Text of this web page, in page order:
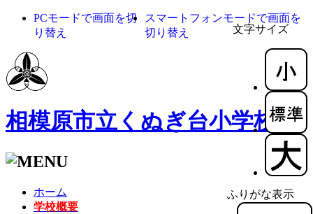
文字サイズ
ふりがな表示
PCモードで画面を切
り替え
スマートフォンモードで画面を
切り替え
相模原市立くぬぎ台小学校
ホーム
学校概要